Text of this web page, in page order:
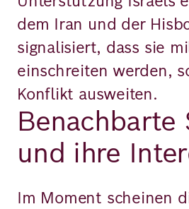
dem Iran und der
signalisiert, dass sie
einschreiten werden,
Konflikt ausweiten.
Benachbarte
und ihre
Im Moment scheinen